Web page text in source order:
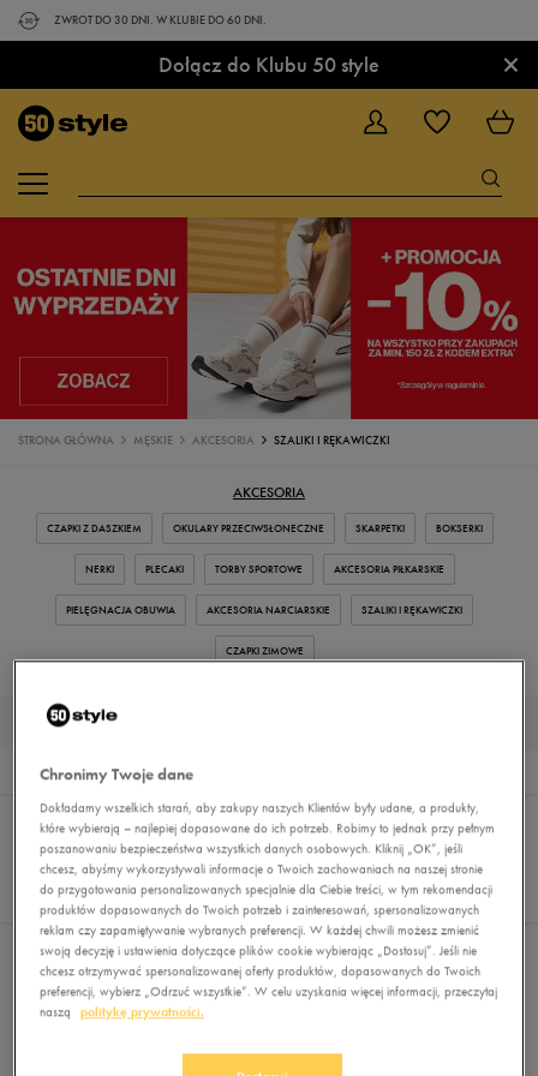
ZWROT DO 30 DNI. W KLUBIE DO 60 DNI.
Dołącz do Klubu 50 style ×
STRONA GŁÓWNA MĘSKIE AKCESORIA SZALIKI I RĘKAWICZKI
AKCESORIA
CZAPKI Z DASZKIEM OKULARY PRZECIWSŁONECZNE SKARPETKI BOKSERKI
NERKI PLECAKI TORBY SPORTOWE AKCESORIA PIŁKARSKIE
PIELĘGNACJA OBUWIA AKCESORIA NARCIARSKIE SZALIKI I RĘKAWICZKI
CZAPKI ZIMOWE
0
Wyników
Sortuj:
REKOMENDOWANE
FILTRUJ
Pokaż
60
z 0
Nie wybrano filtrów
Chronimy Twoje dane
Dokładamy wszelkich starań, aby zakupy naszych Klientów były udane, a produkty,
które wybierają – najlepiej dopasowane do ich potrzeb. Robimy to jednak przy pełnym
poszanowaniu bezpieczeństwa wszystkich danych osobowych. Kliknij „OK”, jeśli
chcesz, abyśmy wykorzystywali informacje o Twoich zachowaniach na naszej stronie
do przygotowania personalizowanych specjalnie dla Ciebie treści, w tym rekomendacji
produktów dopasowanych do Twoich potrzeb i zainteresowań, spersonalizowanych
reklam czy zapamiętywanie wybranych preferencji. W każdej chwili możesz zmienić
swoją decyzję i ustawienia dotyczące plików cookie wybierając „Dostosuj”. Jeśli nie
chcesz otrzymywać spersonalizowanej oferty produktów, dopasowanych do Twoich
preferencji, wybierz „Odrzuć wszystkie”. W celu uzyskania więcej informacji, przeczytaj
naszą
politykę prywatności.